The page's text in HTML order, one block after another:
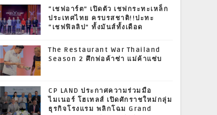
“เชฟอาร์ต” เปิดตัว เชฟกระทะเหล็ก
ประเทศไทย ครบรสชาติ!!ปะทะ
“เชฟฟิลลิป” ทั้งมันส์ทั้งเดือด
The Restaurant War Thailand
Season 2 ศึกพ่อค้าซ่า แม่ค้าแซ่บ
CP LAND ประกาศความร่วมมือ
ไมเนอร์ โฮเทลส์ เปิดศักราชใหม่กลุ่ม
ธุรกิจโรงแรม พลิกโฉม Grand